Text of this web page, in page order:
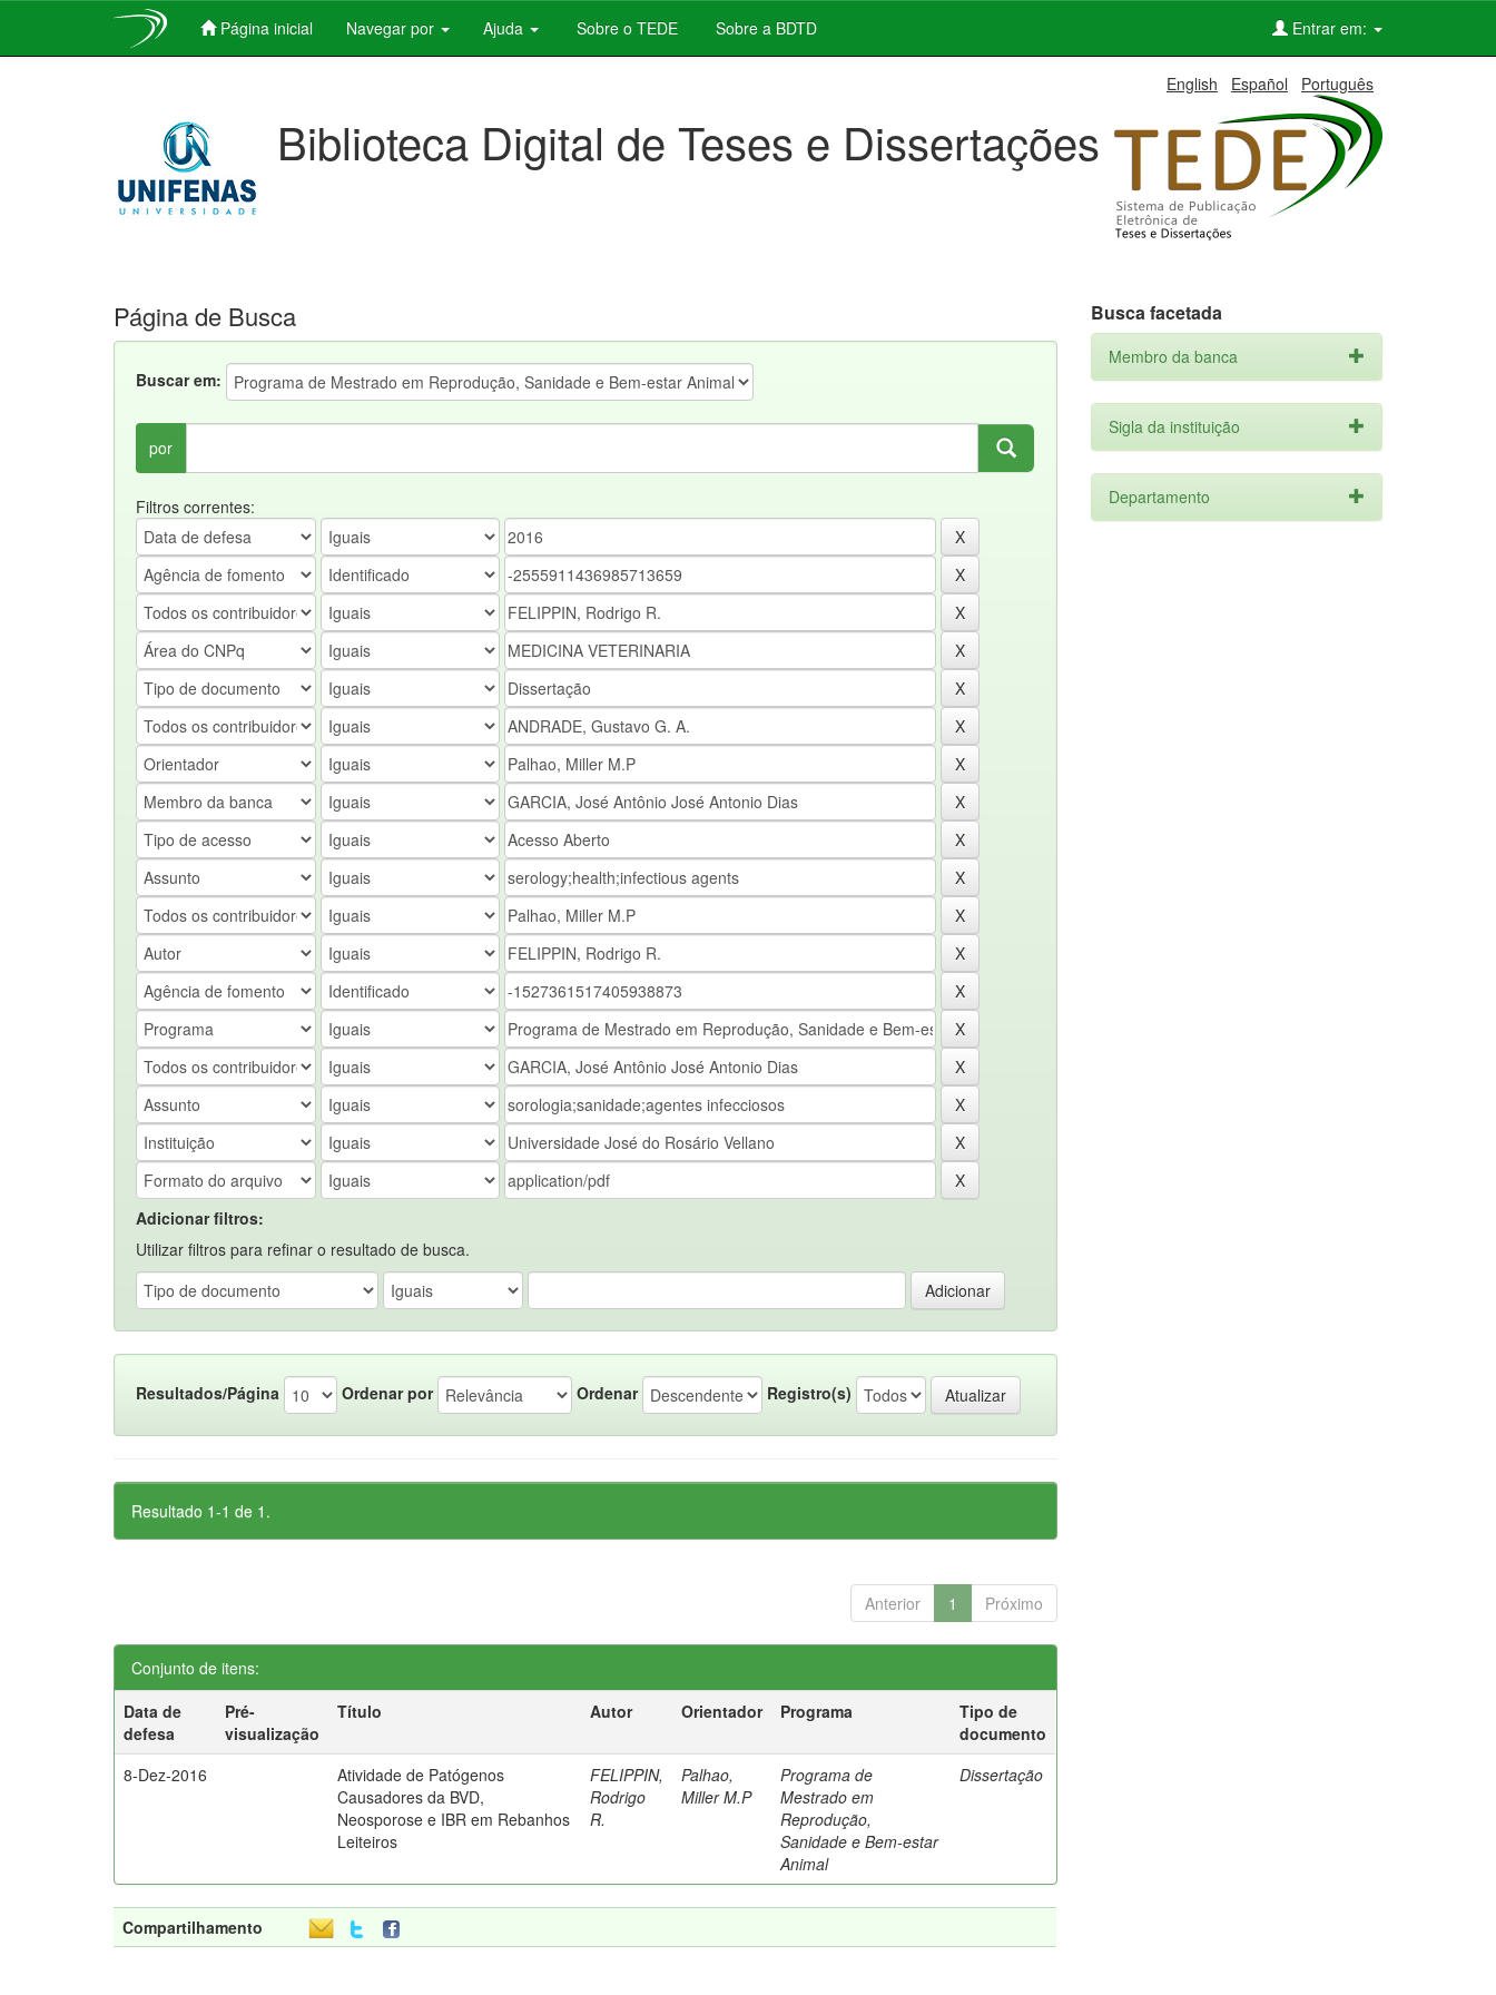
Página inicial Navegar por Ajuda Sobre o TEDE Sobre a BDTD Entrar em:
English Español Português
Biblioteca Digital de Teses e Dissertações
Página de Busca
Buscar em:
por
Filtros correntes:
Adicionar filtros:
Utilizar filtros para refinar o resultado de busca.
Resultados/Página Ordenar por Ordenar Registro(s)
Resultado 1-1 de 1.
Anterior 1 Próximo
Conjunto de itens:
Data de
defesa
Pré-
visualização
Título Autor Orientador Programa
Tipo de
documento
8-Dez-2016
Atividade de Patógenos
Causadores da BVD,
Neosporose e IBR em Rebanhos
Leiteiros
FELIPPIN,
Rodrigo
R.
Palhao,
Miller M.P
Programa de
Mestrado em
Reprodução,
Sanidade e Bem-estar
Animal
Dissertação
Compartilhamento
Busca facetada
Membro da banca
Sigla da instituição
Departamento